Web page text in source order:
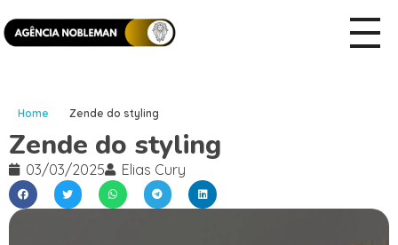
Home Zende do styling
Zende do styling
03/03/2025 Elias Cury